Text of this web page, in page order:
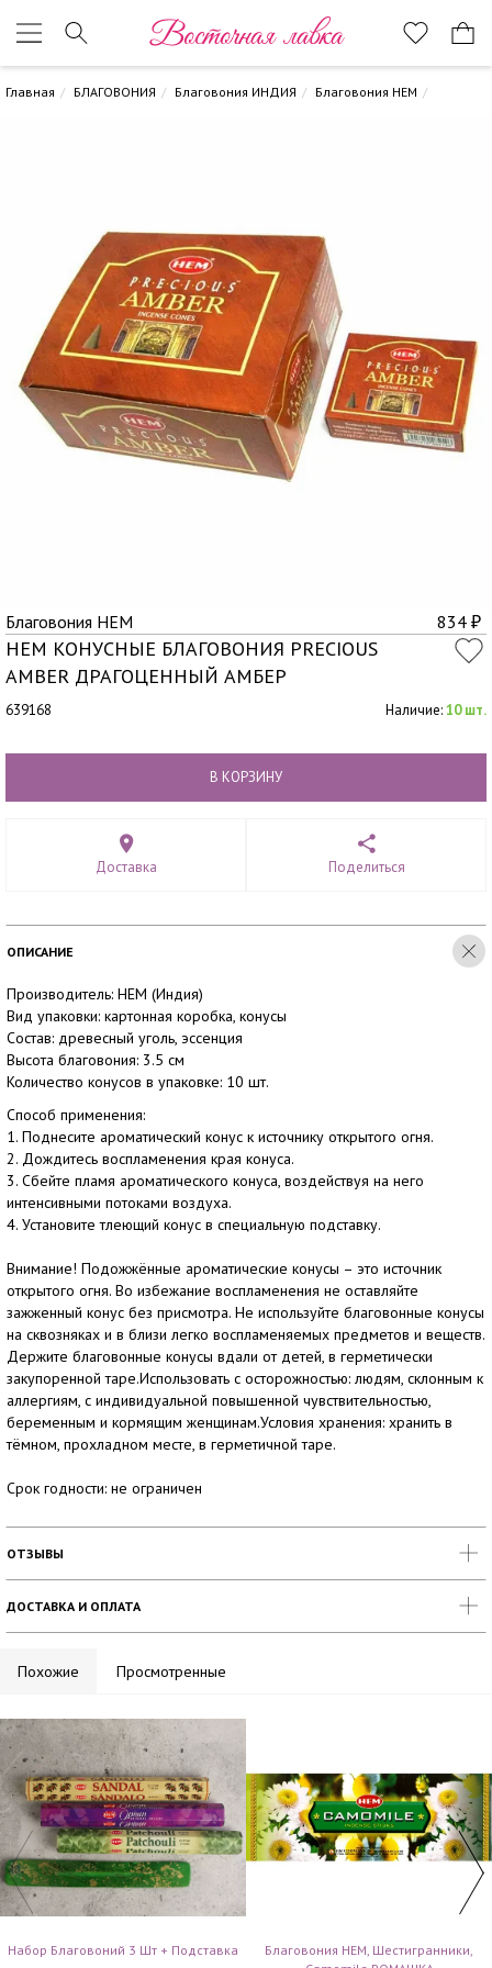
Восточная лавка
Главная БЛАГОВОНИЯ Благовония ИНДИЯ Благовония HEM
Благовония HEM 834 ₽
HEM КОНУСНЫЕ БЛАГОВОНИЯ PRECIOUS
AMBER ДРАГОЦЕННЫЙ АМБЕР
639168 Наличие:10 шт.
В КОРЗИНУ
Доставка Поделиться
ОПИСАНИЕ
Производитель: HEM (Индия)
Вид упаковки: картонная коробка, конусы
Состав: древесный уголь, эссенция
Высота благовония: 3.5 см
Количество конусов в упаковке: 10 шт.
Способ применения:
1. Поднесите ароматический конус к источнику открытого огня.
2. Дождитесь воспламенения края конуса.
3. Сбейте пламя ароматического конуса, воздействуя на него
интенсивными потоками воздуха.
4. Установите тлеющий конус в специальную подставку.
Внимание! Подожжённые ароматические конусы – это источник
открытого огня. Во избежание воспламенения не оставляйте
зажженный конус без присмотра. Не используйте благовонные конусы
на сквозняках и в близи легко воспламеняемых предметов и веществ.
Держите благовонные конусы вдали от детей, в герметически
закупоренной таре.Использовать с осторожностью: людям, склонным к
аллергиям, с индивидуальной повышенной чувствительностью,
беременным и кормящим женщинам.Условия хранения: хранить в
тёмном, прохладном месте, в герметичной таре.
Срок годности: не ограничен
ОТЗЫВЫ
ДОСТАВКА И ОПЛАТА
Похожие Просмотренные
Набор Благовоний 3 Шт + Подставка
Благовония HEM, Шестигранники,